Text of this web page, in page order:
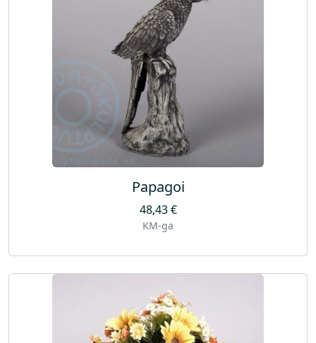
Papagoi
48,43€
KM-ga